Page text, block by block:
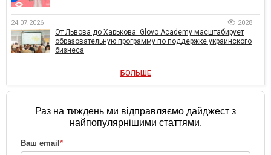
24.07.2026 2028
От Львова до Харькова: Glovo Academy масштабирует
образовательную программу по поддержке украинского
бизнеса
БОЛЬШЕ
Раз на тиждень ми відправляємо дайджест з
найпопулярнішими статтями.
Ваш email*